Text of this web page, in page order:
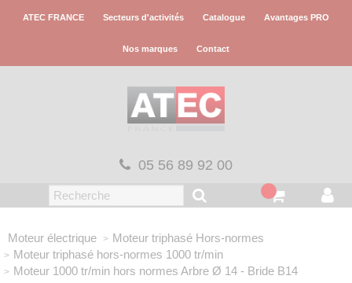
ATEC FRANCE Secteurs d'activités Catalogue Avantages PRO
Nos marques Contact
05 56 89 92 00
Moteur électrique Moteur triphasé Hors-normes
Moteur triphasé hors-normes 1000 tr/min
Moteur 1000 tr/min hors normes Arbre Ø 14 - Bride B14